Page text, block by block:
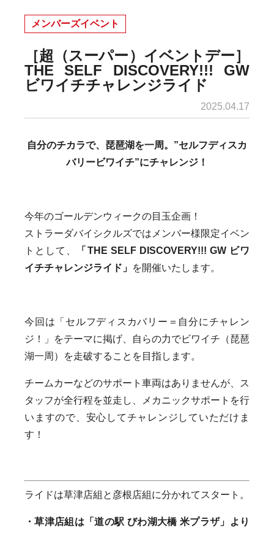
メンバーズイベント
［超（スーパー）イベントデー］
THE SELF DISCOVERY!!! GW
ビワイチチャレンジライド
2025.04.17
自分のチカラで、琵琶湖を一周。”セルフディスカ
バリービワイチ”にチャレンジ！
今年のゴールデンウィークの目玉企画！
ストラーダバイシクルズではメンバー様限定イベン
トとして、
「THE SELF DISCOVERY!!! GW ビワ
イチチャレンジライド」 を開催いたします。
今回は「セルフディスカバリー＝自分にチャレン
ジ！」をテーマに掲げ、自らの力でビワイチ（琵琶
湖一周）を走破することを目指します。
チームカーなどのサポート車両はありませんが、ス
タッフが全行程を並走し、メカニックサポートを行
いますので、安心してチャレンジしていただけま
す！
ライドは草津店組と彦根店組に分かれてスタート。
・草津店組は「道の駅 びわ湖大橋 米プラザ」より